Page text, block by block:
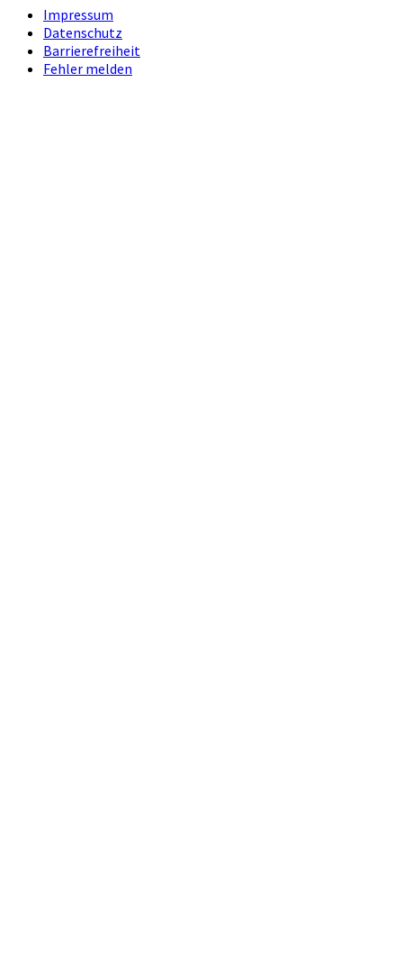
Impressum
Datenschutz
Barrierefreiheit
Fehler melden